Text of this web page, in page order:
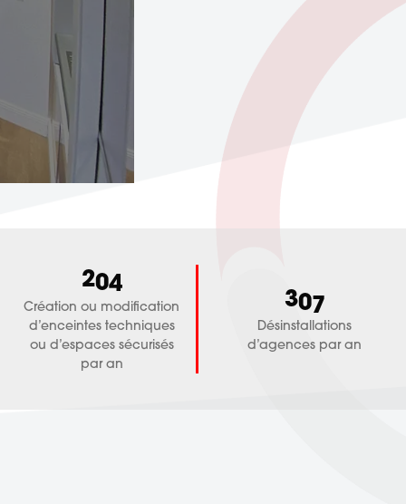
204
Création ou modification
d’enceintes techniques
ou d’espaces sécurisés
par an
307
Désinstallations
d’agences par an